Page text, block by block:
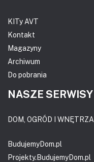
KITy AVT
Kontakt
Magazyny
Archiwum
Do pobrania
NASZE SERWISY
DOM, OGRÓD I WNĘTRZA
BudujemyDom.pl
Projekty.BudujemyDom.pl